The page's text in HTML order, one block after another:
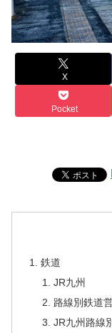
X
Pocket
鉄道
JR九州
路線別鉄道
JR九州路線